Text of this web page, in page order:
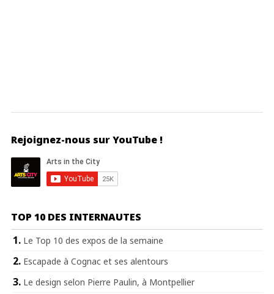
Rejoignez-nous sur YouTube !
TOP 10 DES INTERNAUTES
Le Top 10 des expos de la semaine
Escapade à Cognac et ses alentours
Le design selon Pierre Paulin, à Montpellier